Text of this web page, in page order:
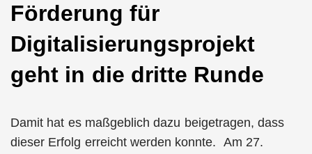
Förderung für
Digitalisierungsprojekt
geht in die dritte Runde
Damit hat es maßgeblich dazu beigetragen, dass
dieser Erfolg erreicht werden konnte. Am 27.